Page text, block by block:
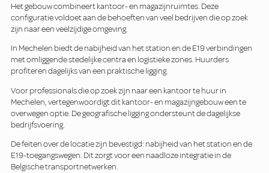
Het gebouw combineert kantoor- en magazijnruimtes. Deze
configuratie voldoet aan de behoeften van veel bedrijven die op zoek
zijn naar een veelzijdige omgeving.
In Mechelen biedt de nabijheid van het station en de E19 verbindingen
met omliggende stedelijke centra en logistieke zones. Huurders
profiteren dagelijks van een praktische ligging.
Voor professionals die op zoek zijn naar een kantoor te huur in
Mechelen, vertegenwoordigt dit kantoor- en magazijngebouw een te
overwegen optie. De geografische ligging ondersteunt de dagelijkse
bedrijfsvoering.
De feiten over de locatie zijn bevestigd: nabijheid van het station en de
E19-toegangswegen. Dit zorgt voor een naadloze integratie in de
Belgische transportnetwerken.